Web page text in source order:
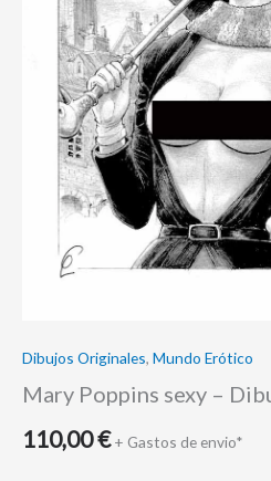
Dibujos Originales, Mundo Erótico
Mary Poppins sexy –
110,00€ + Gastos de envio*